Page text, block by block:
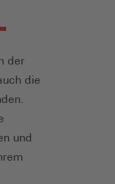
der
die
und